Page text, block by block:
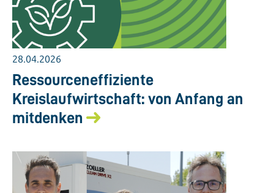
28.04.2026
Ressourceneffiziente
Kreislaufwirtschaft: von Anfang an
mitdenken